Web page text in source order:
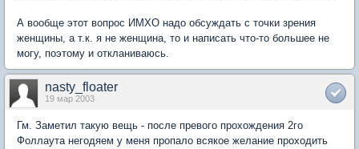
А вообще этот вопрос ИМХО надо обсуждать с точки зрения
женщины, а т.к. я не женщина, то и написать что-то большее не
могу, поэтому и откланиваюсь.
nasty_floater
19 мар 2003
Гм. Заметил такую вещь - после превого прохождения 2го
Фоллаута негодяем у меня пропало всякое желание проходить